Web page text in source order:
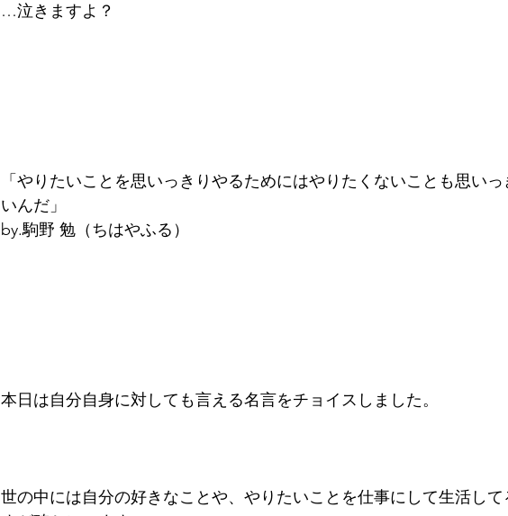
…泣きますよ？
「やりたいことを思いっきりやるためにはやりたくないことも思い
いんだ」
by.駒野 勉（ちはやふる）
本日は自分自身に対しても言える名言をチョイスしました。
世の中には自分の好きなことや、やりたいことを仕事にして生活して